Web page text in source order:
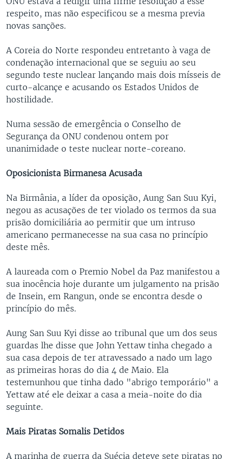
respeito, mas não especificou se a mesma previa
novas sanções.
A Coreia do Norte respondeu entretanto à vaga de
condenação internacional que se seguiu ao seu
segundo teste nuclear lançando mais dois mísseis de
curto-alcançe e acusando os Estados Unidos de
hostilidade.
Numa sessão de emergência o Conselho de
Segurança da ONU condenou ontem por
unanimidade o teste nuclear norte-coreano.
Oposicionista Birmanesa Acusada
Na Birmânia, a líder da oposição, Aung San Suu Kyi,
negou as acusações de ter violado os termos da sua
prisão domiciliária ao permitir que um intruso
americano permanecesse na sua casa no princípio
deste mês.
A laureada com o Premio Nobel da Paz manifestou a
sua inocência hoje durante um julgamento na prisão
de Insein, em Rangun, onde se encontra desde o
princípio do mês.
Aung San Suu Kyi disse ao tribunal que um dos seus
guardas lhe disse que John Yettaw tinha chegado a
sua casa depois de ter atravessado a nado um lago
as primeiras horas do dia 4 de Maio. Ela
testemunhou que tinha dado "abrigo temporário" a
Yettaw até ele deixar a casa a meia-noite do dia
seguinte.
Mais Piratas Somalis Detidos
A marinha de guerra da Suécia deteve sete piratas no